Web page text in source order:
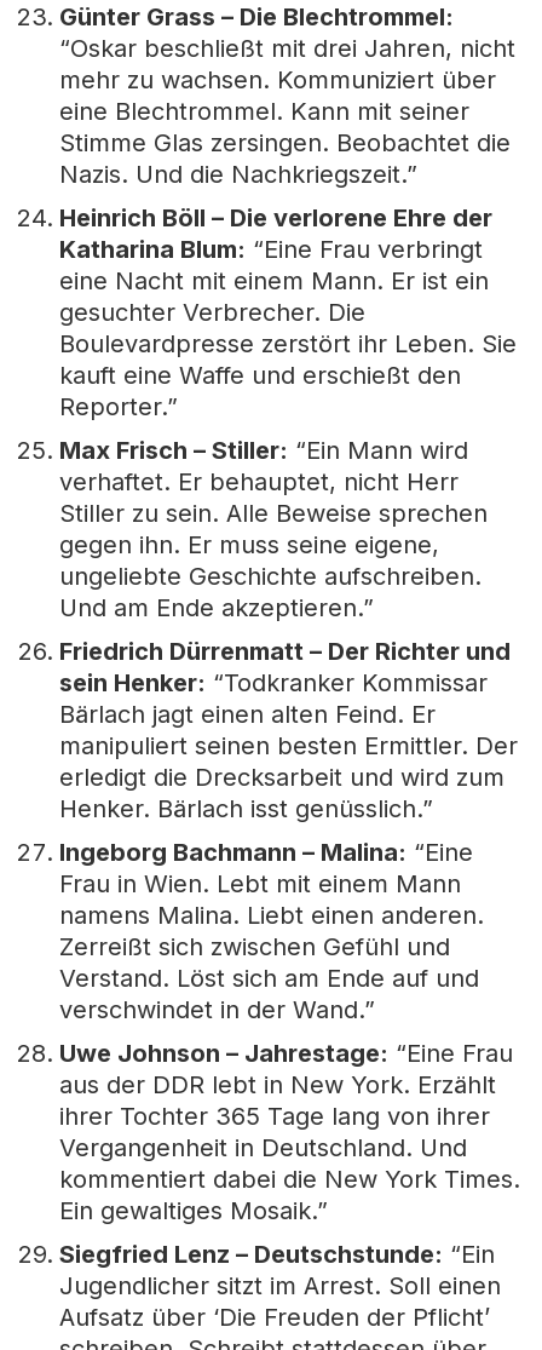
Günter Grass – Die Blechtrommel:
“Oskar beschließt mit drei Jahren, nicht
mehr zu wachsen. Kommuniziert über
eine Blechtrommel. Kann mit seiner
Stimme Glas zersingen. Beobachtet die
Nazis. Und die Nachkriegszeit.”
Heinrich Böll – Die verlorene Ehre der
Katharina Blum: “Eine Frau verbringt
eine Nacht mit einem Mann. Er ist ein
gesuchter Verbrecher. Die
Boulevardpresse zerstört ihr Leben. Sie
kauft eine Waffe und erschießt den
Reporter.”
Max Frisch – Stiller: “Ein Mann wird
verhaftet. Er behauptet, nicht Herr
Stiller zu sein. Alle Beweise sprechen
gegen ihn. Er muss seine eigene,
ungeliebte Geschichte aufschreiben.
Und am Ende akzeptieren.”
Friedrich Dürrenmatt – Der Richter und
sein Henker: “Todkranker Kommissar
Bärlach jagt einen alten Feind. Er
manipuliert seinen besten Ermittler. Der
erledigt die Drecksarbeit und wird zum
Henker. Bärlach isst genüsslich.”
Ingeborg Bachmann – Malina: “Eine
Frau in Wien. Lebt mit einem Mann
namens Malina. Liebt einen anderen.
Zerreißt sich zwischen Gefühl und
Verstand. Löst sich am Ende auf und
verschwindet in der Wand.”
Uwe Johnson – Jahrestage: “Eine Frau
aus der DDR lebt in New York. Erzählt
ihrer Tochter 365 Tage lang von ihrer
Vergangenheit in Deutschland. Und
kommentiert dabei die New York Times.
Ein gewaltiges Mosaik.”
Siegfried Lenz – Deutschstunde: “Ein
Jugendlicher sitzt im Arrest. Soll einen
Aufsatz über ‘Die Freuden der Pflicht’